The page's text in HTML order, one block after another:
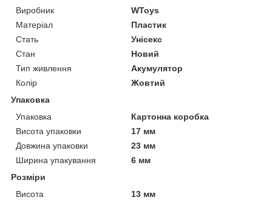
Виробник
WToys
Матеріал
Пластик
Стать
Унісекс
Стан
Новий
Тип живлення
Акумулятор
Колір
Жовтий
Упаковка
Упаковка
Картонна коробка
Висота упаковки
17 мм
Довжина упаковки
23 мм
Ширина упакування
6 мм
Розміри
Висота
13 мм